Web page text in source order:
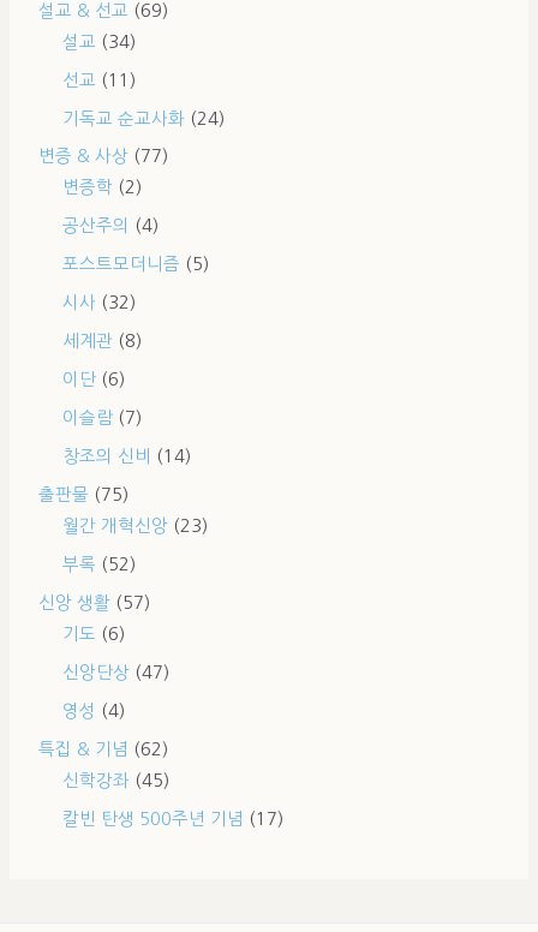
설교 & 선교
(69)
설교
(34)
선교 (11)
기독교 순교사화 (24)
변증 & 사상 (77)
변증학 (2)
공산주의 (4)
포스트모더니즘 (5)
시사 (32)
세계관 (8)
이단 (6)
이슬람 (7)
창조의 신비 (14)
출판물 (75)
월간 개혁신앙 (23)
부록 (52)
신앙 생활 (57)
기도 (6)
신앙단상 (47)
영성 (4)
특집 & 기념 (62)
신학강좌 (45)
칼빈 탄생 500주년 기념 (17)